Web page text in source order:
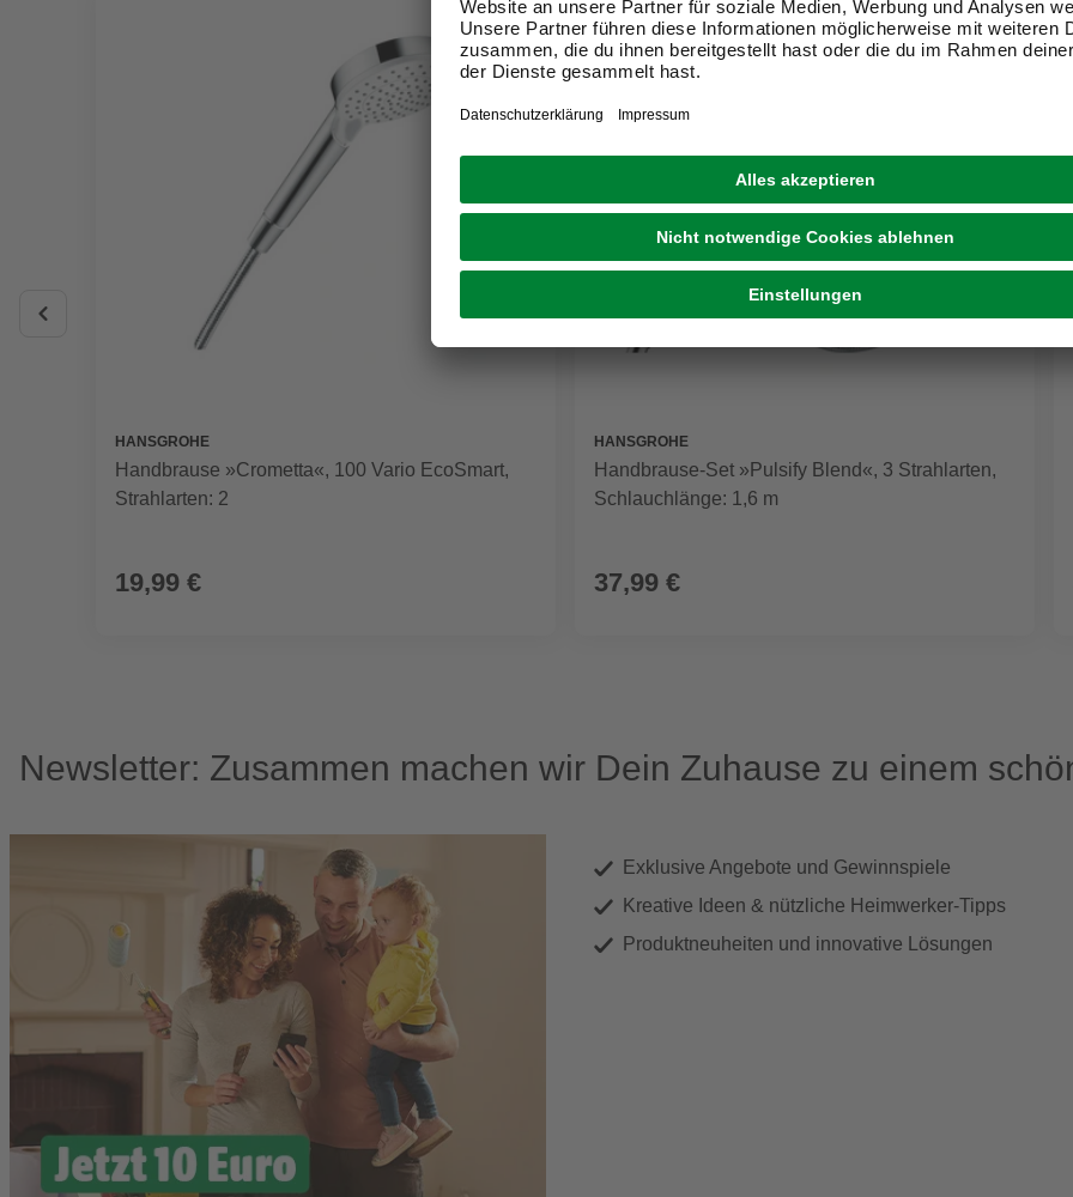
HANSGROHE
Handbrause »Crometta«, 100 Vario EcoSmart,
Strahlarten: 2
19,99 €
HANSGROHE
Handbrause-Set »Pulsify Blend«, 3 Strahlarten,
Schlauchlänge: 1,6 m
37,99 €
Newsletter: Zusammen machen wir Dein Zuhause zu einem
Exklusive Angebote und Gewinnspiele
Kreative Ideen & nützliche Heimwerker-Tipps
Produktneuheiten und innovative Lösungen